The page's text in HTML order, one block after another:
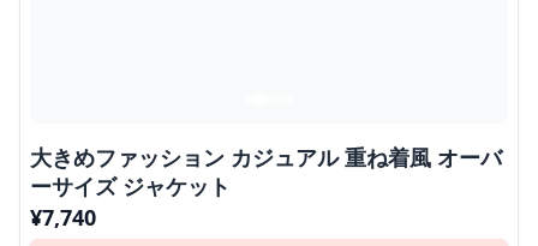
大きめファッション カジュアル 重ね着風 オーバ
ーサイズ ジャケット
¥7,740